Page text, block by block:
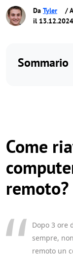
Da Tyler
/
il 13.12.2024
Sommario
Come
remoto?
Dopo 3 ore
sempre,
remoto un